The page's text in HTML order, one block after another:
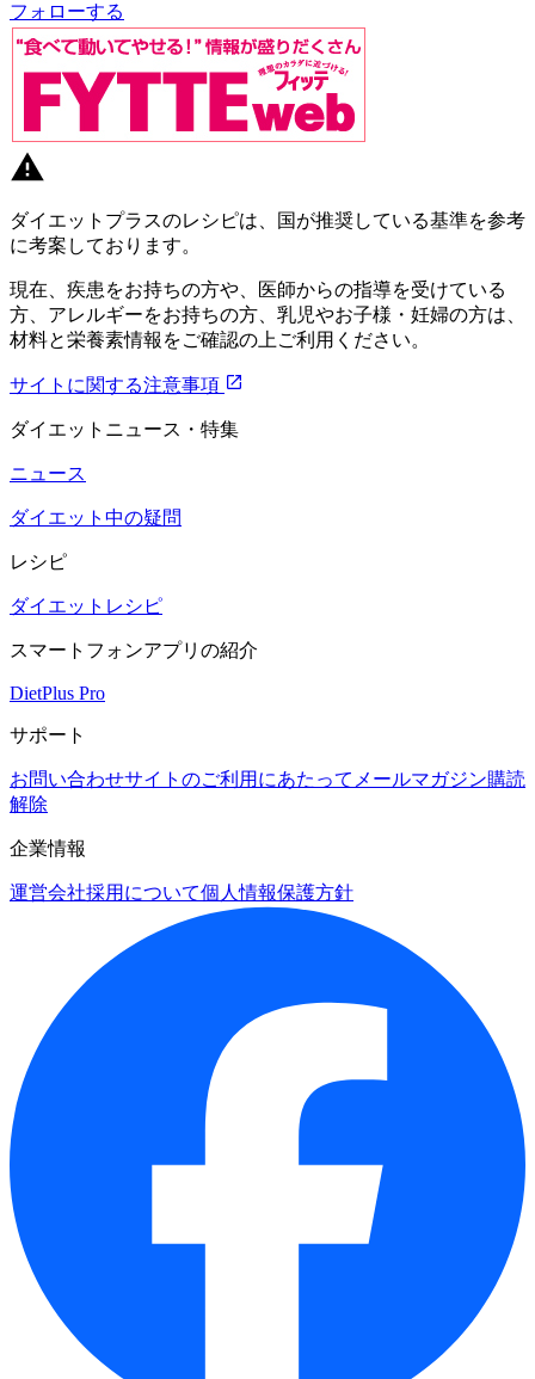
フォローする
ダイエットプラスのレシピは、国が推奨している基準を参考
に考案しております。
現在、疾患をお持ちの方や、医師からの指導を受けている
方、アレルギーをお持ちの方、乳児やお子様・妊婦の方は、
材料と栄養素情報をご確認の上ご利用ください。
サイトに関する注意事項
ダイエットニュース・特集
ニュース
ダイエット中の疑問
レシピ
ダイエットレシピ
スマートフォンアプリの紹介
DietPlus Pro
サポート
お問い合わせサイトのご利用にあたって メールマガジン購読
解除
企業情報
運営会社採用について個人情報保護方針